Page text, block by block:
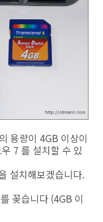
용량이 4GB 이상이
7 를 설치할 수 있
설치해보겠습니다.
꽂습니다 (4GB 이